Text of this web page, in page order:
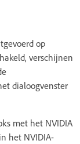
op
verschijnen
dialoogvenster
met het NVIDIA
in het NVIDIA-